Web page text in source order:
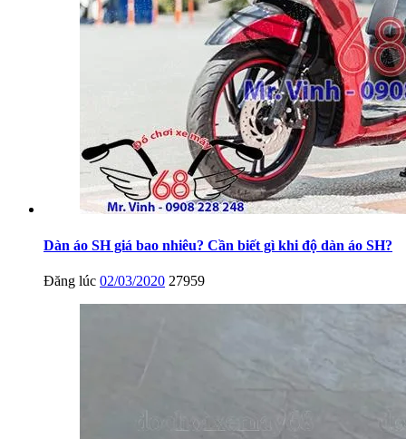
Dàn áo SH giá bao nhiêu? Cần biết gì khi độ dàn áo SH?
Đăng lúc 02/03/2020 27959